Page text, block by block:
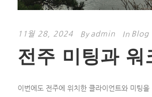
11월 28, 2024 By admin In Blog
전주 미팅과 워
이번에도 전주에 위치한 클라이언트와 미팅을